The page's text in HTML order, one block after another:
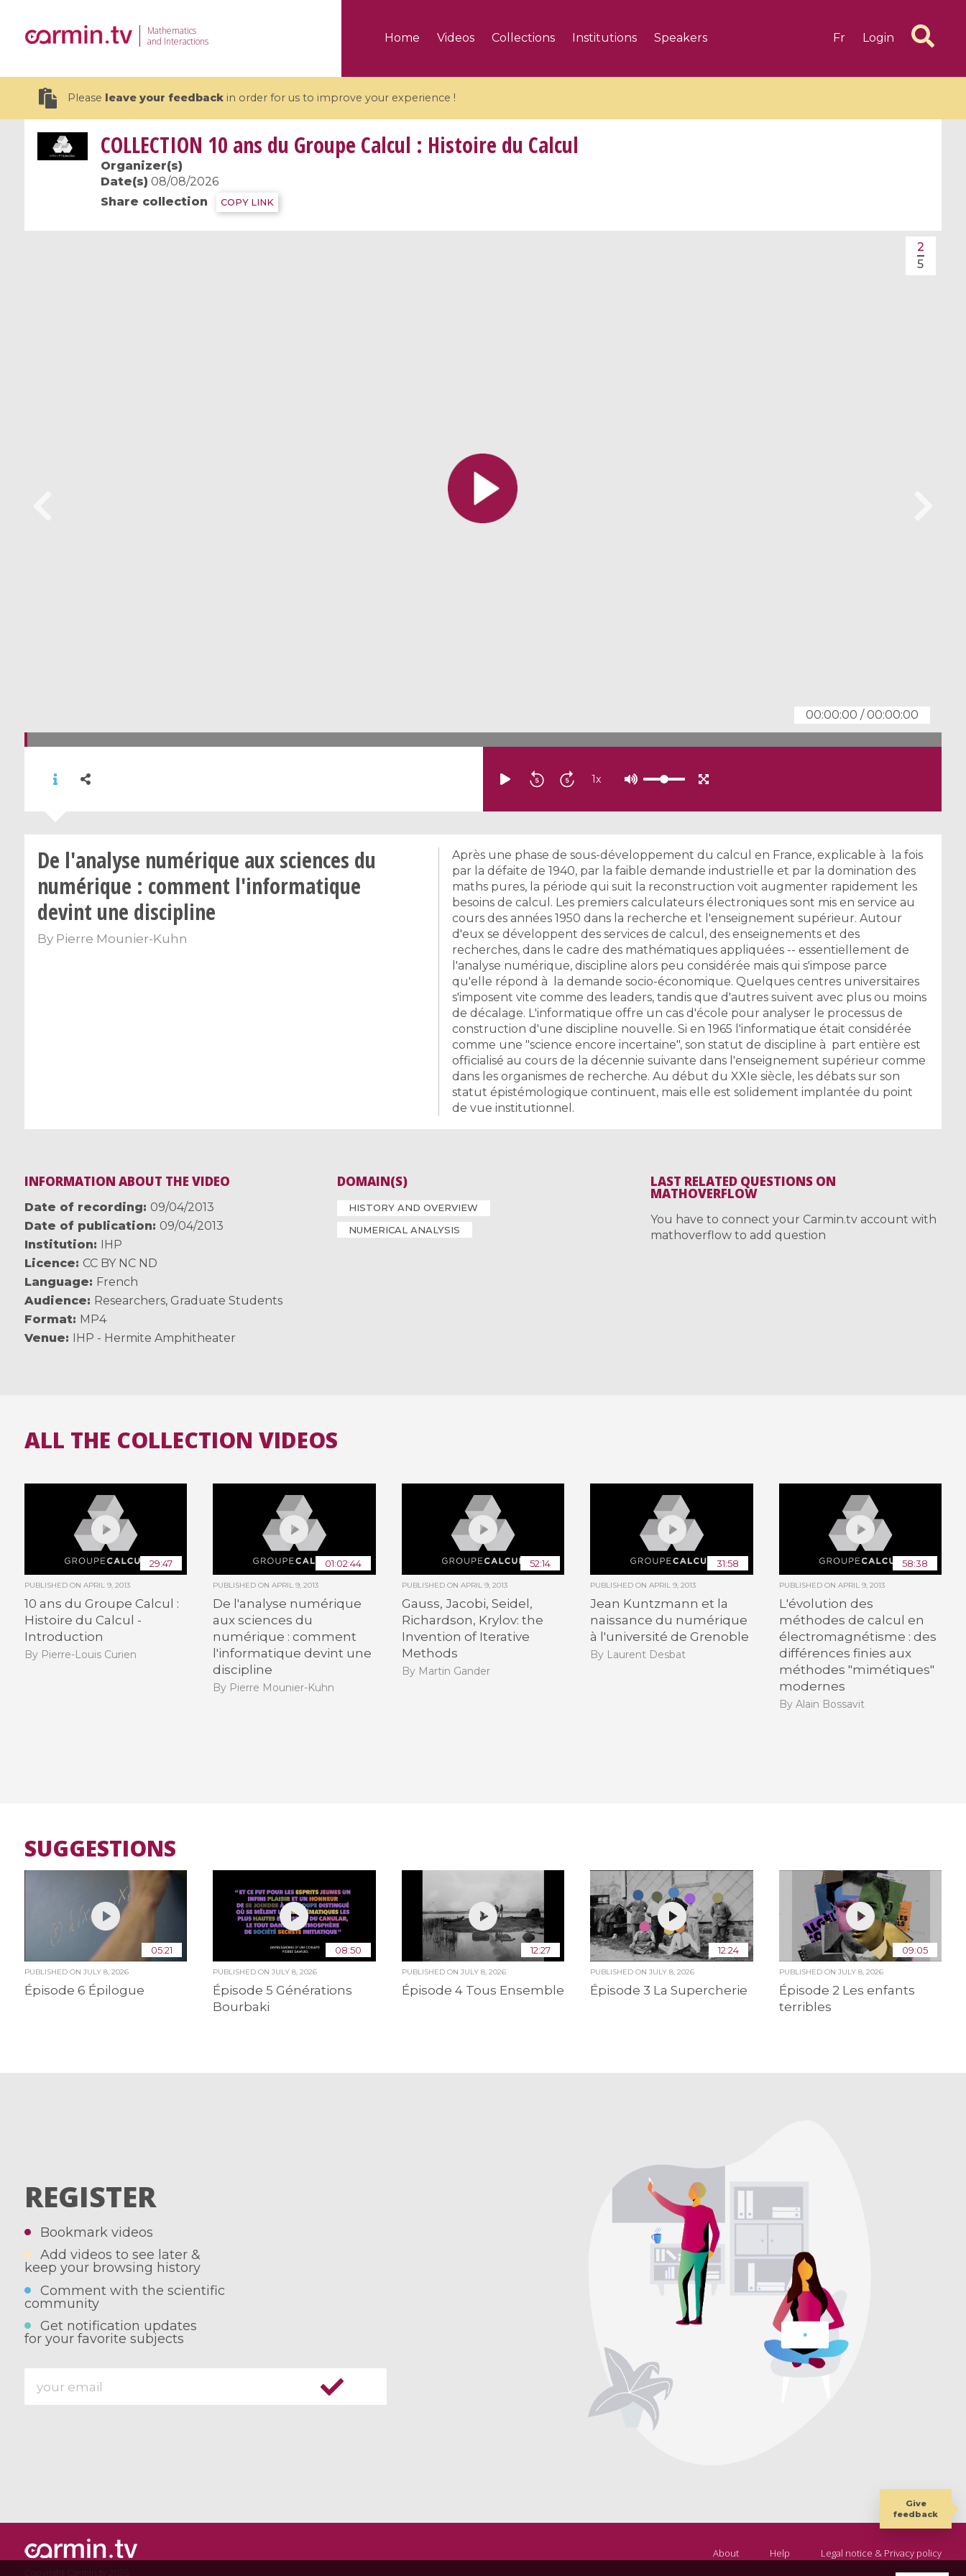
Mathematics
and Interactions
Home Videos Collections Institutions Speakers Fr Login
Please leave your feedbackin order for us to improve your experience !
19 videos
COLLECTION 10 ans du Groupe Calcul : Histoire du Calcul
Organizer(s)
Date(s) 08/08/2026
Share collection
COPY LINK
00:00:00 /00:00:00
2
5
1x
De l'analyse numérique aux sciences du
numérique : comment l'informatique
devint une discipline
By Pierre Mounier-Kuhn
Après une phase de sous-développement du calcul en France, explicable à la fois
par la défaite de 1940, par la faible demande industrielle et par la domination des
maths pures, la période qui suit la reconstruction voit augmenter rapidement les
besoins de calcul. Les premiers calculateurs électroniques sont mis en service au
cours des années 1950 dans la recherche et l'enseignement supérieur. Autour
d'eux se développent des services de calcul, des enseignements et des
recherches, dans le cadre des mathématiques appliquées -- essentiellement de
l'analyse numérique, discipline alors peu considérée mais qui s'impose parce
qu'elle répond à la demande socio-économique. Quelques centres universitaires
s'imposent vite comme des leaders, tandis que d'autres suivent avec plus ou moins
de décalage. L'informatique offre un cas d'école pour analyser le processus de
construction d'une discipline nouvelle. Si en 1965 l'informatique était considérée
comme une "science encore incertaine", son statut de discipline à part entière est
officialisé au cours de la décennie suivante dans l'enseignement supérieur comme
dans les organismes de recherche. Au début du XXIe siècle, les débats sur son
statut épistémologique continuent, mais elle est solidement implantée du point
de vue institutionnel.
INFORMATION ABOUT THE VIDEO
Date of recording
09/04/2013
Date of publication
09/04/2013
Institution
IHP
Licence
CC BY NC ND
Language
French
Audience
Researchers, Graduate Students
Format
MP4
Venue
IHP - Hermite Amphitheater
DOMAIN(S)
HISTORY AND OVERVIEW
NUMERICAL ANALYSIS
LAST RELATED QUESTIONS ON
MATHOVERFLOW
You have to connect your Carmin.tv account with
mathoverflow to add question
ALL THE COLLECTION VIDEOS
29:47
PUBLISHED ON APRIL 9, 2013
10 ans du Groupe Calcul :
Histoire du Calcul -
Introduction
By Pierre-Louis Curien
01:02:44
PUBLISHED ONAPRIL 9, 2013
De l'analyse numérique
aux sciences du
numérique : comment
l'informatique devint une
discipline
By Pierre Mounier-Kuhn
52:14
PUBLISHED ON APRIL 9, 2013
Gauss, Jacobi, Seidel,
Richardson, Krylov: the
Invention of Iterative
Methods
By Martin Gander
31:58
PUBLISHED ONAPRIL 9, 2013
Jean Kuntzmann et la
naissance du numérique
à l'université de Grenoble
By Laurent Desbat
58:38
PUBLISHED ON APRIL 9, 2013
L'évolution des
méthodes de calcul en
électromagnétisme : des
différences finies aux
méthodes "mimétiques"
modernes
By Alain Bossavit
SUGGESTIONS
05:21
PUBLISHED ON JULY 8, 2026
Épisode 6 Épilogue
08:50
PUBLISHED ONJULY 8, 2026
Épisode 5 Générations
Bourbaki
12:27
PUBLISHED ON JULY 8, 2026
Épisode 4 Tous Ensemble
12:24
PUBLISHED ONJULY 8, 2026
Épisode 3 La Supercherie
09:05
PUBLISHED ON JULY 8, 2026
Épisode 2 Les enfants
terribles
REGISTER
Bookmark videos
Add videos to see later &
keep your browsing history
Comment with the scientific
community
Get notification updates
for your favorite subjects
About Help
Legal notice & Privacy policy
Give
feedback